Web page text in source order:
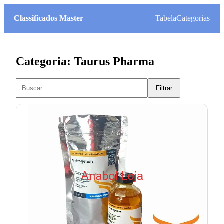
Classificados Master TabelaCategorias
Categoria: Taurus Pharma
Filtrar